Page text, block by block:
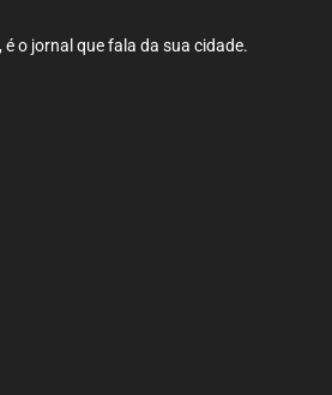
o jornal que fala da sua cidade.